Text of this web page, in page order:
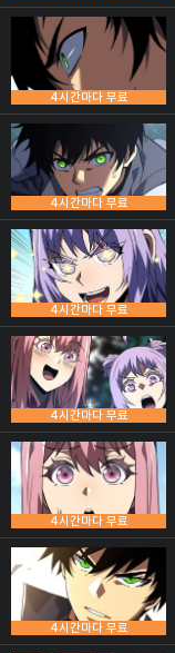
4시간마다 무료
4시간마다 무료
4시간마다 무료
4시간마다 무료
4시간마다 무료
4시간마다 무료